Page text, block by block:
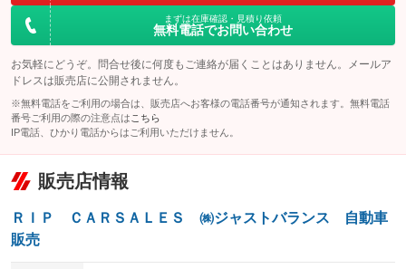
まずは在庫確認・見積り依頼
無料電話でお問い合わせ
お気軽にどうぞ。問合せ後に何度もご連絡が届くことはありません。メールア
ドレスは販売店に公開されません。
※無料電話をご利用の場合は、販売店へお客様の電話番号が通知されます。無料電話
番号ご利用の際の注意点は こちら
IP電話、ひかり電話からはご利用いただけません。
販売店情報
ＲＩＰ ＣＡＲＳＡＬＥＳ ㈱ジャストバランス 自動車
販売